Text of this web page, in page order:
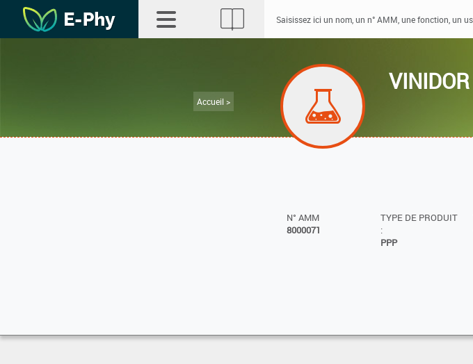
Accueil >
VINIDOR
N° AMM
8000071
TYPE DE PRODUIT
:
PPP